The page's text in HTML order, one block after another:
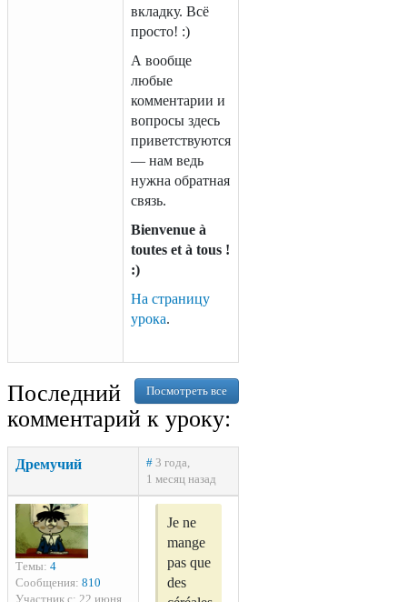
вкладку. Всё
просто! :)
А вообще
любые
комментарии и
вопросы здесь
приветствуются
— нам ведь
нужна обратная
связь.
Bienvenue à
toutes et à tous !
:)
На страницу
урока.
Посмотреть все
Последний
комментарий к уроку:
Дремучий # 3 года,
1 месяц назад
Темы: 4
Сообщения: 810
Участник с: 22 июня
Je ne
mange
pas que
des